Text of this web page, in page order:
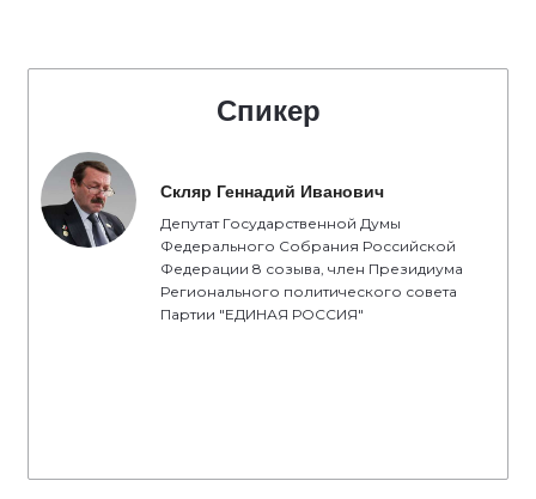
Спикер
Скляр Геннадий Иванович
Депутат Государственной Думы
Федерального Собрания Российской
Федерации 8 созыва, член Президиума
Регионального политического совета
Партии "ЕДИНАЯ РОССИЯ"